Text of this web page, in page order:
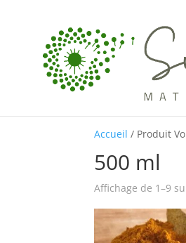
Accueil / Produit
500 ml
Affichage de 1–9